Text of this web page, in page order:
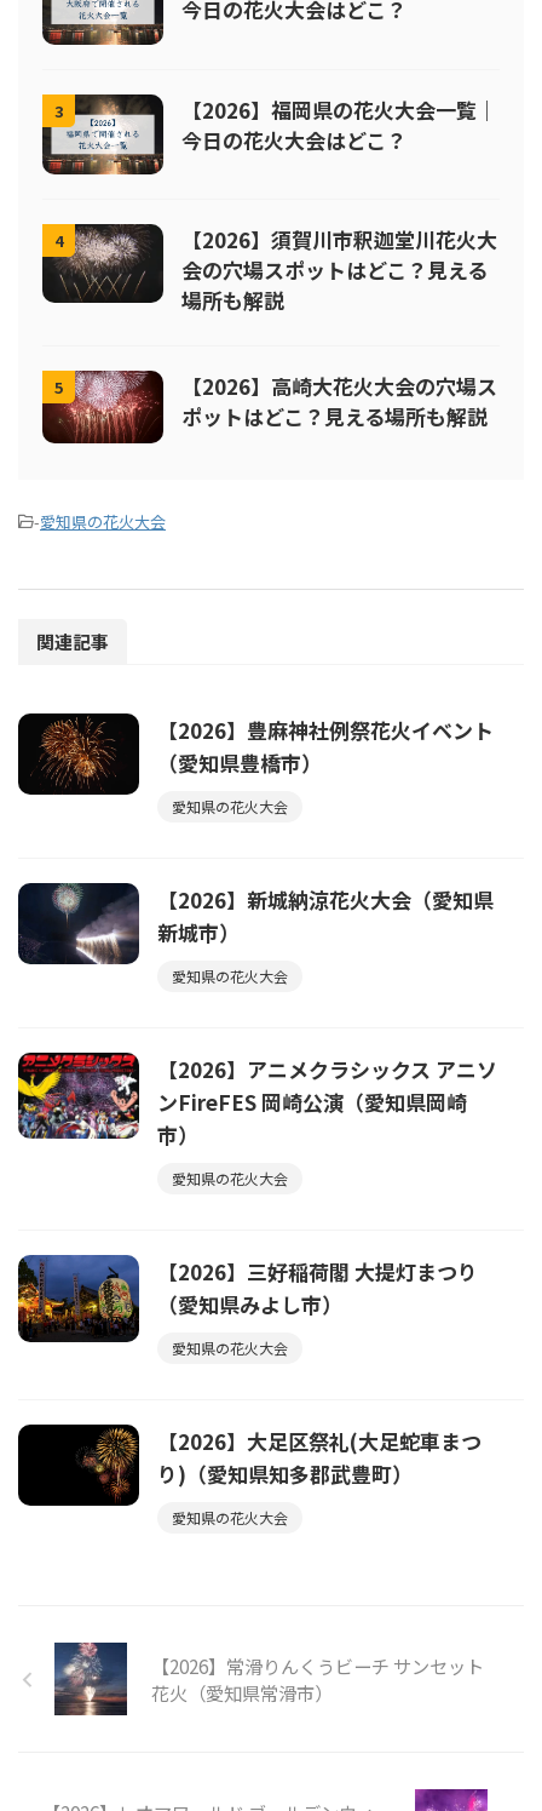
今日の花火大会はどこ？
3
【2026】福岡県の花火大会一覧｜
今日の花火大会はどこ？
4
【2026】須賀川市釈迦堂川花火大
会の穴場スポットはどこ？見える
場所も解説
5
【2026】高崎大花火大会の穴場ス
ポットはどこ？見える場所も解説
-愛知県の花火大会
関連記事
【2026】豊麻神社例祭花火イベント
（愛知県豊橋市）
愛知県の花火大会
【2026】新城納涼花火大会（愛知県
新城市）
愛知県の花火大会
【2026】アニメクラシックス アニソ
ンFireFES 岡崎公演（愛知県岡崎
市）
愛知県の花火大会
【2026】三好稲荷閣 大提灯まつり
（愛知県みよし市）
愛知県の花火大会
【2026】大足区祭礼(大足蛇車まつ
り)（愛知県知多郡武豊町）
愛知県の花火大会
【2026】常滑りんくうビーチ サンセット
花火（愛知県常滑市）